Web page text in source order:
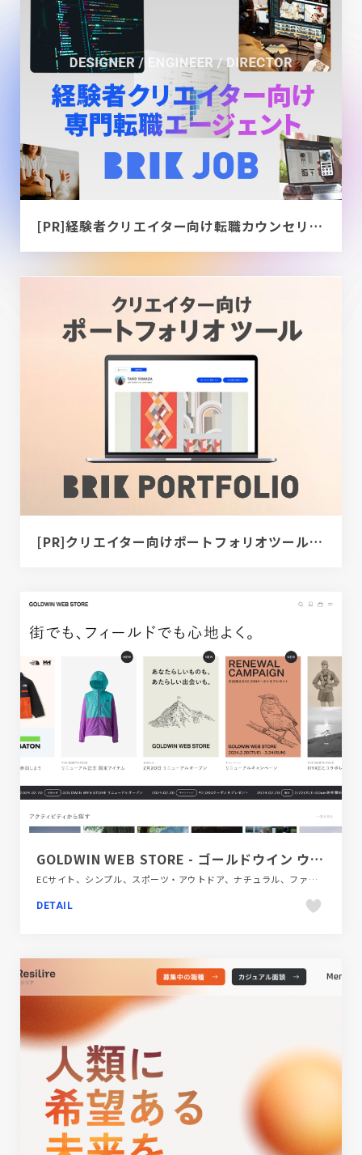
[PR]経験者クリエイター向け転職カウンセリング｜デザイナー / ディレクター / エンジニア
[PR]クリエイター向けポートフォリオツール｜BRIK PORTFOLIO
GOLDWIN WEB STORE - ゴールドウイン ウェブストア
ECサイト、シンプル、スポーツ・アウトドア、ナチュラル、ファッション・ビューティー、ホワイト系、大きめ写真
DETAIL